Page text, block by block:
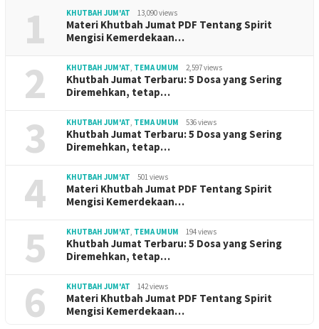
1 KHUTBAH JUM'AT 13,090 views
Materi Khutbah Jumat PDF Tentang Spirit
Mengisi Kemerdekaan…
2 KHUTBAH JUM'AT TEMA UMUM 2,597 views
Khutbah Jumat Terbaru: 5 Dosa yang Sering
Diremehkan, tetap…
3 KHUTBAH JUM'AT TEMA UMUM 536 views
Khutbah Jumat Terbaru: 5 Dosa yang Sering
Diremehkan, tetap…
4 KHUTBAH JUM'AT 501 views
Materi Khutbah Jumat PDF Tentang Spirit
Mengisi Kemerdekaan…
5 KHUTBAH JUM'AT TEMA UMUM 194 views
Khutbah Jumat Terbaru: 5 Dosa yang Sering
Diremehkan, tetap…
6 KHUTBAH JUM'AT 142 views
Materi Khutbah Jumat PDF Tentang Spirit
Mengisi Kemerdekaan…